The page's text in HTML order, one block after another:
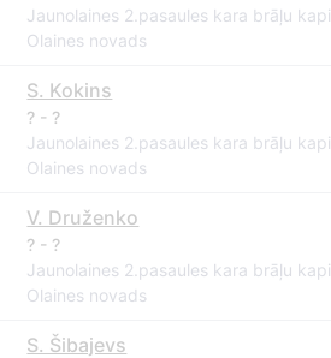
Jaunolaines 2.pasaules kara brāļu kapi
Olaines novads
S. Kokins
? - ?
Jaunolaines 2.pasaules kara brāļu kapi
Olaines novads
V. Druženko
? - ?
Jaunolaines 2.pasaules kara brāļu kapi
Olaines novads
S. Šibajevs